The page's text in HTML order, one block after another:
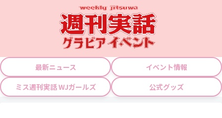
最新ニュース
イベント情報
ミス週刊実話 WJガールズ
公式グッズ